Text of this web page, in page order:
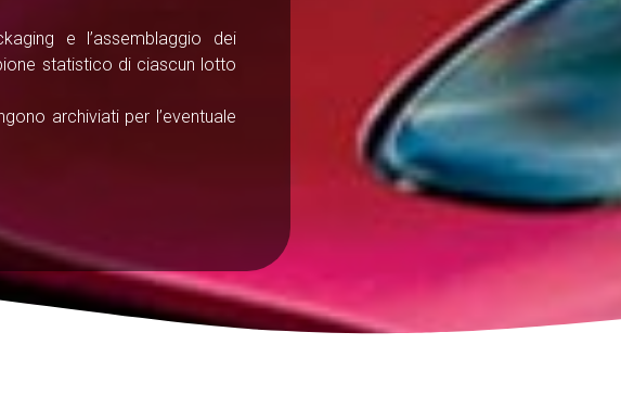
e l’assemblaggio dei
statistico di ciascun lotto
archiviati per l’eventuale